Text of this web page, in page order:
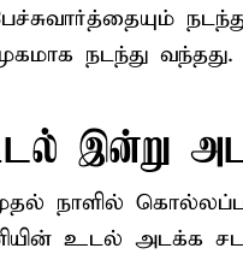
நடந்து வந்தது.
இன்று
நாளில்
உடல் அடக்க